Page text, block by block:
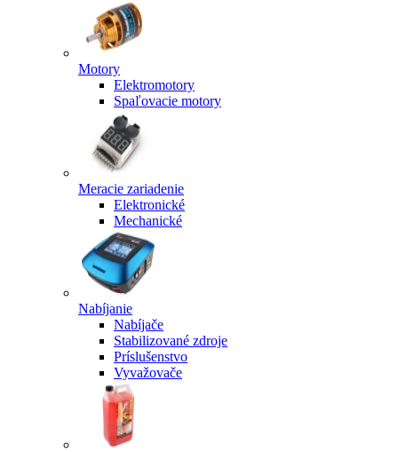
Motory
Elektromotory
Spaľovacie motory
Meracie zariadenie
Elektronické
Mechanické
Nabíjanie
Nabíjače
Stabilizované zdroje
Príslušenstvo
Vyvažovače